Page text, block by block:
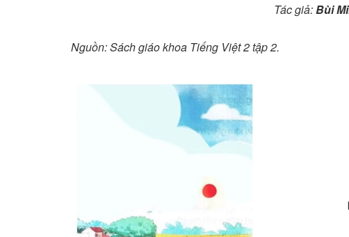
Tác giả: Bùi
Nguồn: Sách giáo khoa Tiếng Việt 2 tập 2.